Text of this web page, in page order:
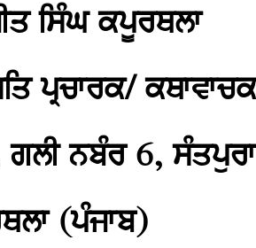
ਸਿੰਘ ਕਪੂਰਥਲਾ
ਪ੍ਰਚਾਰਕ/ ਕਥਾਵਾਚਕ
ਗਲੀ ਨਬੰਰ 6, ਸੰਤਪੁਰਾ
(ਪੰਜਾਬ)